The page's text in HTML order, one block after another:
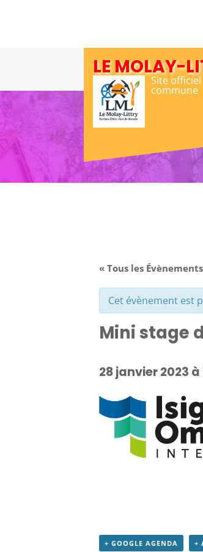
LE MOLAY-
Site officiel
commune
« Tous les Évènements
Cet évènement est
Mini stage
28 janvier 2023 à
+ GOOGLE AGENDA +